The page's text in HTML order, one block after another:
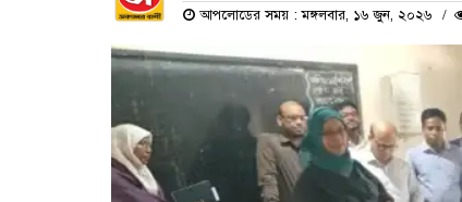
আপলোডের সময় : মঙ্গলবার, ১৬ জুন, ২০২৬